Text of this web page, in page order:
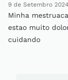
9 de Setembro 2024
Minha
estao muito
cuidando